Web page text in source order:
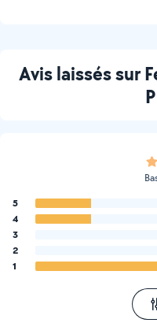
Avis laissés sur
5
4
3
2
1